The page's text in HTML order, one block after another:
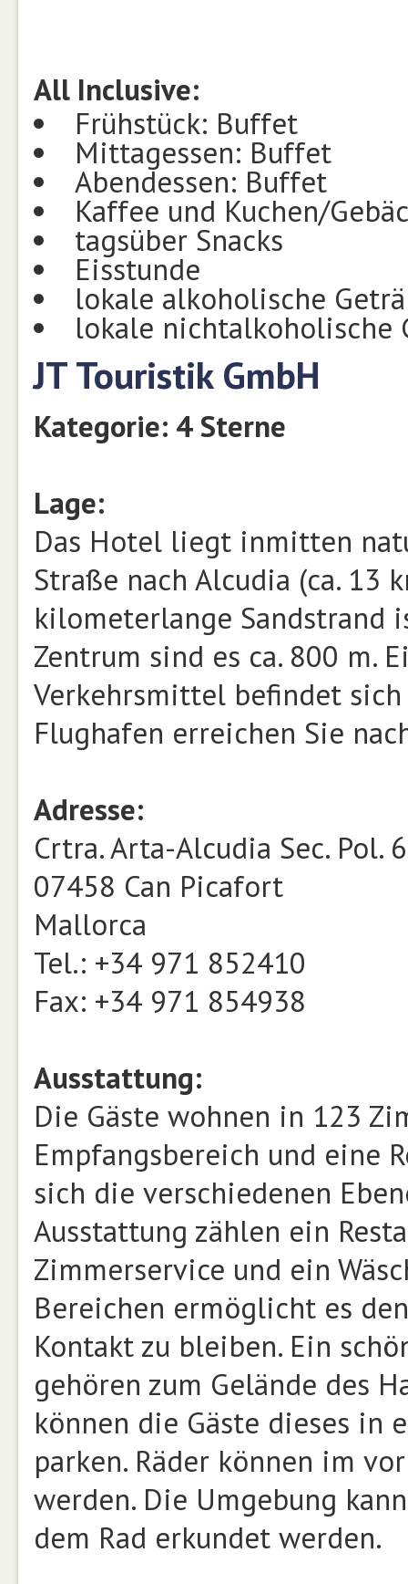
All Inclusive:
Frühstück: Buffet
Mittagessen: Buffet
Abendessen: Buffet
Kaffee und Kuchen/
tagsüber Snacks
Eisstunde
lokale alkoholische
lokale nichtalkoholische
JT Touristik GmbH
Kategorie: 4 Sterne
Lage:
Das Hotel liegt inmitten
Straße nach Alcudia (ca. 13
kilometerlange Sandstrand
Zentrum sind es ca. 800 m.
Verkehrsmittel befindet
Flughafen erreichen Sie
Adresse:
Crtra. Arta-Alcudia Sec. Pol. 6
07458 Can Picafort
Mallorca
Tel.: +34 971 852410
Fax: +34 971 854938
Ausstattung:
Die Gäste wohnen in 123
Empfangsbereich und eine
sich die verschiedenen
Ausstattung zählen ein
Zimmerservice und ein
Bereichen ermöglicht es
Kontakt zu bleiben. Ein
gehören zum Gelände des
können die Gäste dieses in
parken. Räder können im
werden. Die Umgebung
dem Rad erkundet werden.